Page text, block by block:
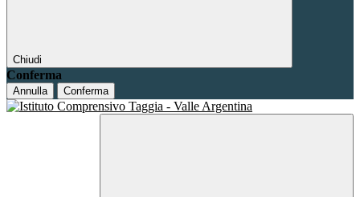
Chiudi
Conferma
Annulla Conferma